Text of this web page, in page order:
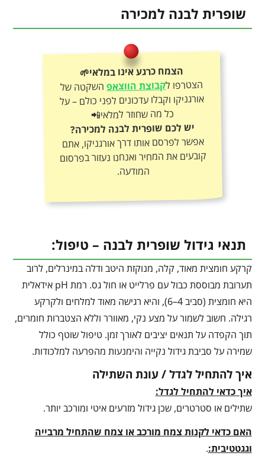
שופרית לבנה למכירה
הצמח כרגע אינו במלאי🌱
הצטרפו לקבוצת הווצאפהשקטה של
אורגניקו וקבלו עדכונים לפני כולם – על
כל מה שחוזר למלאי📲
יש לכם שופרית לבנה למכירה?
אפשר לפרסם אותו דרך אורגניקו, אתם
קובעים את המחיר ואנחנו נעזור בפרסום
המודעה.
תנאי גידול שופרית לבנה – טיפול:
קרקע חומצית מאוד, קלה, מנוקזת היטב ודלה במינרלים, לרוב
תערובת מבוססת כבול עם פרלייט או חול גס. רמת pH אידאלית
היא חומצית (סביב 4–6), והיא רגישה מאוד למלחים ולקרקע
רגילה. חשוב לשמור על מצע נקי, מאוורר וללא הצטברות חומרים,
תוך הקפדה על תנאים יציבים לאורך זמן. טיפול שוטף כולל
שמירה על סביבת גידול נקייה והימנעות מהפרעה למלכודות.
איך להתחיל לגדל / עונת השתילה
איך כדאי להתחיל לגדל:
שתילים או סטרטרים, שכן גידול מזרעים איטי ומורכב יותר.
האם כדאי לקנות צמח מורכב או צמח שהתחיל מרבייה
וגגטטיבית:.